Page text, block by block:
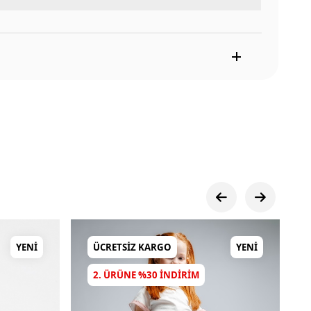
YENI ÜCRETSIZ KARGO YENI
2. ÜRÜNE %30 INDIRIM